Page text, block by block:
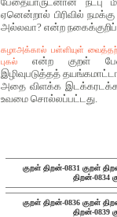
ஏனென்றால் பிரிவில்
அல்லவா? என்ற
கழாஅக்கால் பள்ளியுள்
புகல்
என்ற குறள்
இழிவுபடுத்தத்
அதை விளக்க
உவமை சொல்லப்பட்டது.
குறள் திறன்-0831 குறள்
திறன்-0834
குறள் திறன்-0836 குறள்
திறன்-0839